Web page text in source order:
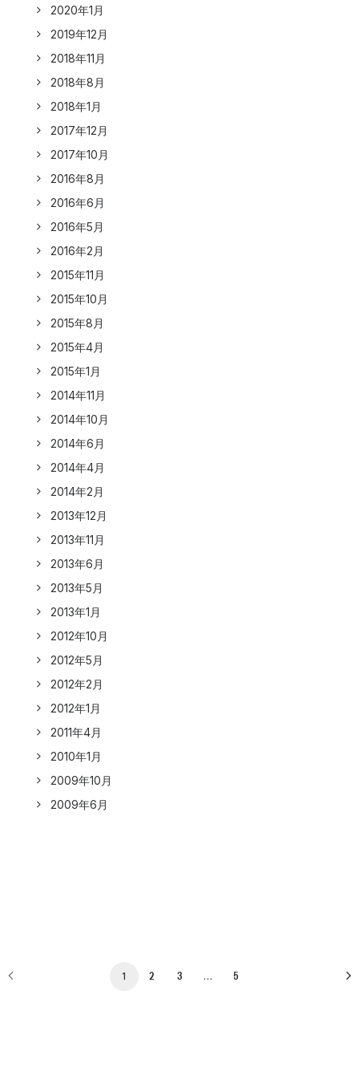
2020年1月
2019年12月
2018年11月
2018年8月
2018年1月
2017年12月
2017年10月
2016年8月
2016年6月
2016年5月
2016年2月
2015年11月
2015年10月
2015年8月
2015年4月
2015年1月
2014年11月
2014年10月
2014年6月
2014年4月
2014年2月
2013年12月
2013年11月
2013年6月
2013年5月
2013年1月
2012年10月
2012年5月
2012年2月
2012年1月
2011年4月
2010年1月
2009年10月
2009年6月
1 2 3 … 5